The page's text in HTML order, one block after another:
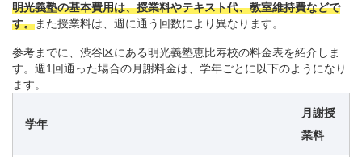
明光義塾の基本費用は、授業料やテキスト代、教室維持費などで
す。また授業料は、週に通う回数により異なります。
参考までに、渋谷区にある明光義塾恵比寿校の料金表を紹介しま
す。週1回通った場合の月謝料金は、学年ごとに以下のようになり
ます。
学年
月謝授
業料